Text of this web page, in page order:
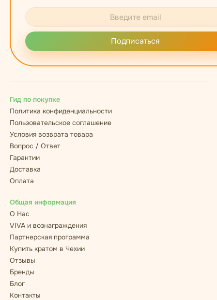
Подписаться
Гид по покупке
Политика конфиденциальности
Пользовательское соглашение
Условия возврата товара
Вопрос / Ответ
Гарантии
Доставка
Оплата
Общая информация
О Нас
VIVA и вознаграждения
Партнерская программа
Купить кратом в Чехии
Отзывы
Бренды
Блог
Контакты